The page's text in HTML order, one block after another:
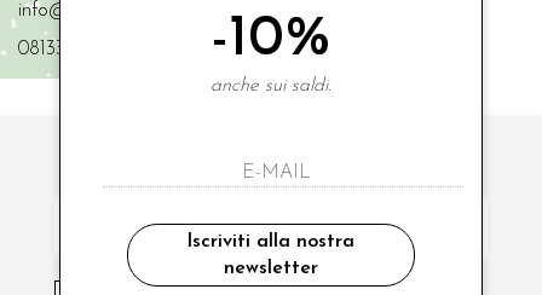
info@scaglionebimbi.com
0813331162
ISCRIVITI ALLA NOSTRA NEWSLETTER
ho letto ed accettato le condizioni sulla privacy.
-10%
anche sui saldi.
Iscriviti alla nostra
newsletter